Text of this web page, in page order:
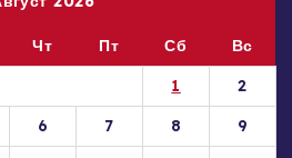
Август 2026
Сб
Вс
1
2